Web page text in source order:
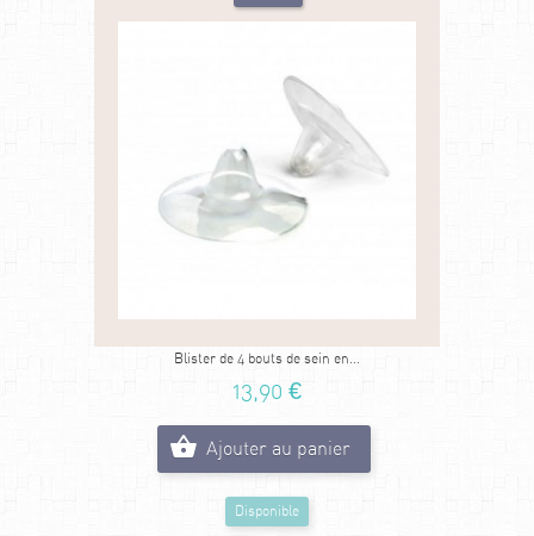
Blister de 4 bouts de sein en...
13,90 €
Ajouter au panier
Disponible